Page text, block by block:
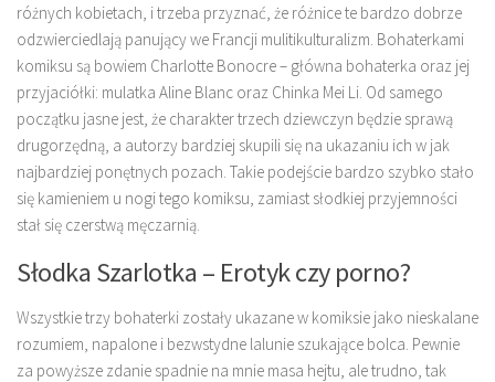
różnych kobietach, i trzeba przyznać, że różnice te bardzo dobrze
odzwierciedlają panujący we Francji mulitikulturalizm. Bohaterkami
komiksu są bowiem Charlotte Bonocre – główna bohaterka oraz jej
przyjaciółki: mulatka Aline Blanc oraz Chinka Mei Li. Od samego
początku jasne jest, że charakter trzech dziewczyn będzie sprawą
drugorzędną, a autorzy bardziej skupili się na ukazaniu ich w jak
najbardziej ponętnych pozach. Takie podejście bardzo szybko stało
się kamieniem u nogi tego komiksu, zamiast słodkiej przyjemności
stał się czerstwą męczarnią.
Słodka Szarlotka – Erotyk czy porno?
Wszystkie trzy bohaterki zostały ukazane w komiksie jako nieskalane
rozumiem, napalone i bezwstydne lalunie szukające bolca. Pewnie
za powyższe zdanie spadnie na mnie masa hejtu, ale trudno, tak